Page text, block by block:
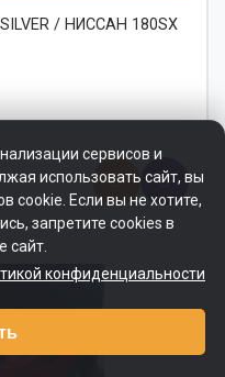
SILVER / НИССАН 180SX
сервисов и
использовать сайт, вы
cookie. Если вы не хотите,
запретите cookies в
сайт.
конфиденциальности